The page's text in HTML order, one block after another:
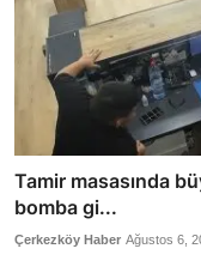
Tamir masasında
bomba gi...
Çerkezköy Haber Ağustos 6,